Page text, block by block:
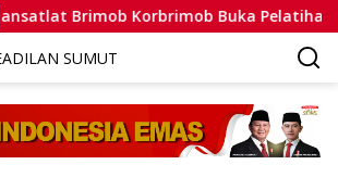
Korbrimob Buka Pelatihan Wanteror